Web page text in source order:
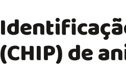
(CHIP) de